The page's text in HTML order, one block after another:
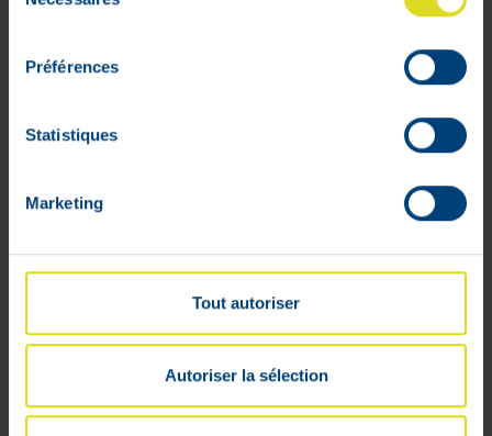
Préférences
Statistiques
Marketing
Tout autoriser
Autoriser la sélection
Power 6.9 Blister 30 Gélules
Hors stock